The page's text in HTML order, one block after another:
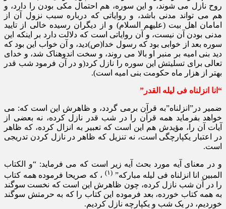
روح نازل می شوند، و این سوره، هم احتمال مکی بودن را دارد، و
هم می تواند مدنی باشد، و روایاتی که درباره سبب نزول آن از
امامان اهل بیت (علیهم السلام) و از دیگران رسیده خالی از تایید
مدنی بودن آن نیست، و آن روایاتی است که دلالت دارد بر اینکه این
سوره بعد از خوابی بود که رسول خدا(ص)دید، و آن خواب این بود که
دید بنی امیه بر منبر او بالا می روند، و سخت اندوهناک شد، و خدای
تعالی برای تسلیتش این سوره را نازل کرد(و در آن فرمود شب قدر
بهتر از هزار ماه حکومت بنی امیه است).
“انا انزلناه فی لیله القدر”
ضمیر در”انزلناه”به قرآن برمی گردد، و ظاهرش این است که: می
خواهد بفرماید همه قرآن را در شب قدر نازل کرده، نه بعضی از
آیات آن را، مؤیدش هم این است که تعبیر به انزال کرده، که ظاهر
در اعتبار یکپارچگی است، نه تنزیل که ظاهر در نازل کردن تدریجی
است.
و در معنای آیه مورد بحث آیه زیر است که می فرماید: “و الکتاب
المبین انا انزلناه فی لیله مبارکه” (۱)
، که صریحا فرموده همه کتاب
را در آن شب نازل کرده، چون ظاهرش این است که نخست سوگند
به همه کتاب خورده، بعد فرموده این کتاب را که به حرمتش سوگند
خوردیم، در یک شب و یکپارچه نازل کردیم.